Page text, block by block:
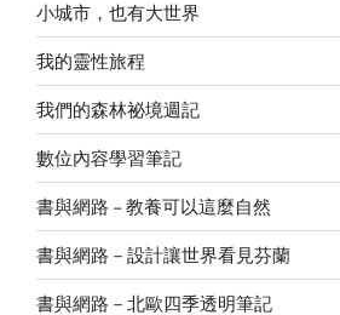
小城市，也有大世界
我的靈性旅程
我們的森林祕境週記
數位內容學習筆記
書與網路 – 教養可以這麼自然
書與網路－設計讓世界看見芬蘭
書與網路－北歐四季透明筆記